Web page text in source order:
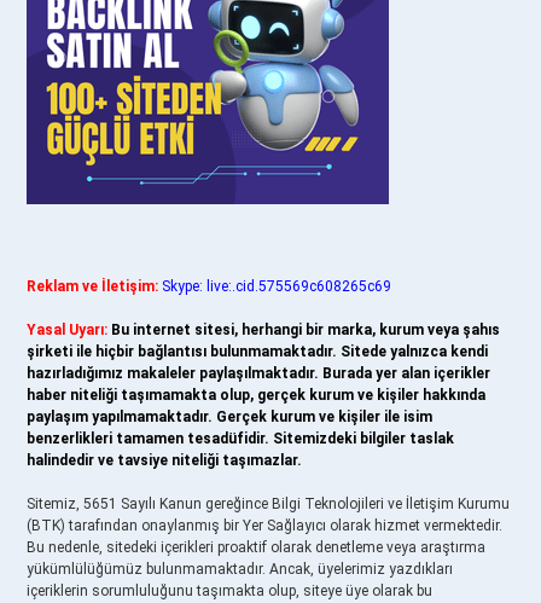
Reklam ve İletişim: Skype: live:.cid.575569c608265c69
Yasal Uyarı: Bu internet sitesi, herhangi bir marka, kurum veya şahıs
şirketi ile hiçbir bağlantısı bulunmamaktadır. Sitede yalnızca kendi
hazırladığımız makaleler paylaşılmaktadır. Burada yer alan içerikler
haber niteliği taşımamakta olup, gerçek kurum ve kişiler hakkında
paylaşım yapılmamaktadır. Gerçek kurum ve kişiler ile isim
benzerlikleri tamamen tesadüfidir. Sitemizdeki bilgiler taslak
halindedir ve tavsiye niteliği taşımazlar.
Sitemiz, 5651 Sayılı Kanun gereğince Bilgi Teknolojileri ve İletişim Kurumu
(BTK) tarafından onaylanmış bir Yer Sağlayıcı olarak hizmet vermektedir.
Bu nedenle, sitedeki içerikleri proaktif olarak denetleme veya araştırma
yükümlülüğümüz bulunmamaktadır. Ancak, üyelerimiz yazdıkları
içeriklerin sorumluluğunu taşımakta olup, siteye üye olarak bu